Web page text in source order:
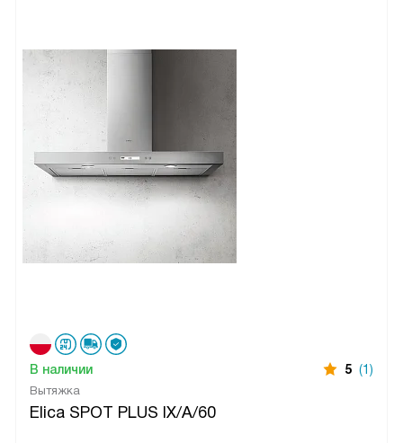
Вытяжка
Elica SPOT PLUS IX/A/60
В наличии 5 (1)